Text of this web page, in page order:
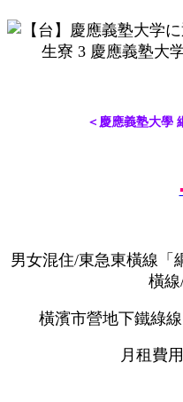
＜慶應義塾大學
男女混住/東急東橫線「
橫線
橫濱市營地下鐵綠
月租費